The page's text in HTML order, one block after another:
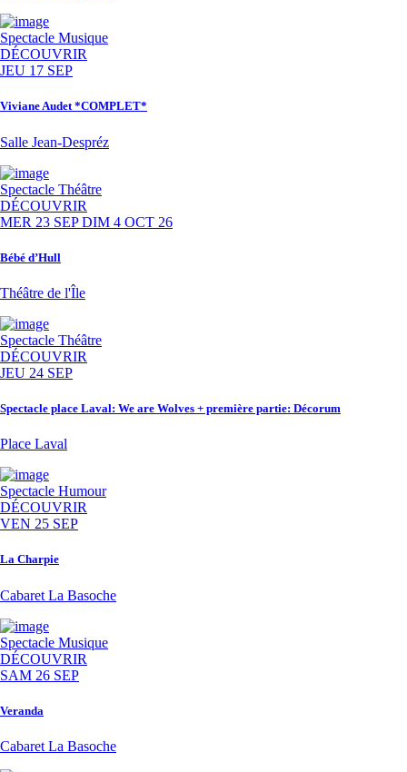
Spectacle Musique
DÉCOUVRIR
JEU 17 SEP
Viviane Audet *COMPLET*
Salle Jean-Despréz
Spectacle Théâtre
DÉCOUVRIR
MER 23 SEP DIM 4 OCT 26
Bébé d’Hull
Théâtre de l'Île
Spectacle Théâtre
DÉCOUVRIR
JEU 24 SEP
Spectacle place Laval: We are Wolves + première partie: Décorum
Place Laval
Spectacle Humour
DÉCOUVRIR
VEN 25 SEP
La Charpie
Cabaret La Basoche
Spectacle Musique
DÉCOUVRIR
SAM 26 SEP
Veranda
Cabaret La Basoche